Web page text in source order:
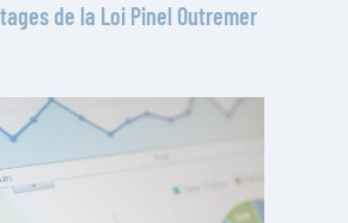
de la Loi Pinel Outremer